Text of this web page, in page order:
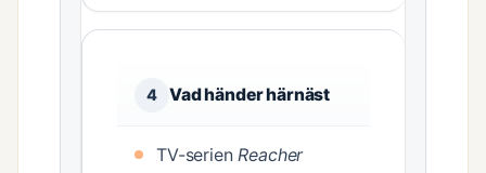
4 Vad händer härnäst
TV-serienReacher